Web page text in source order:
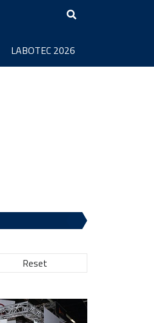
LABOTEC 2026
Reset